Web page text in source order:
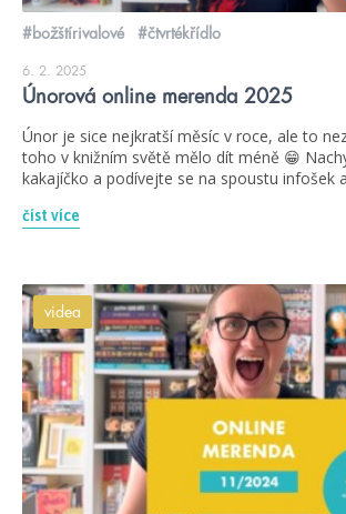
#božštírivalové #čtvrtékřídlo
6. 2. 2025
Únorová online merenda 2025
Únor je sice nejkratší měsíc v roce, ale to
toho v knižním světě mělo dít méně 😁
kakajíčko a podívejte se na spoustu infošek
číst více
videa